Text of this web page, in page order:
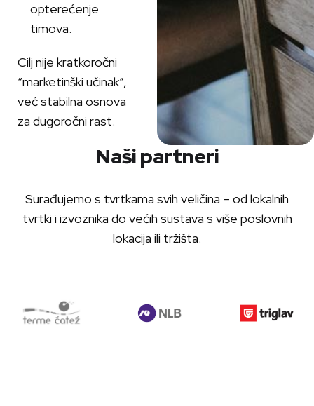
opterećenje
timova.
Cilj nije kratkoročni
“marketinški učinak”,
već stabilna osnova
za dugoročni rast.
Naši partneri
Surađujemo s tvrtkama svih veličina – od lokalnih
tvrtki i izvoznika do većih sustava s više poslovnih
lokacija ili tržišta.